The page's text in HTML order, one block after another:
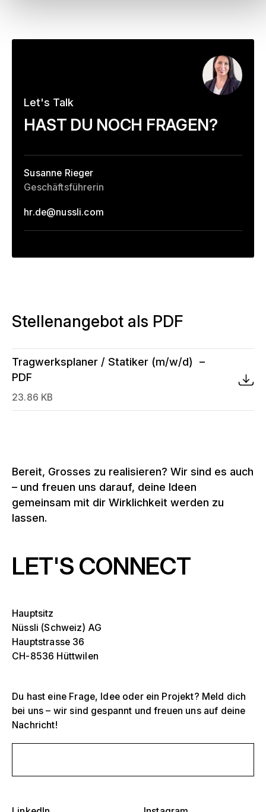
Let's Talk
–HAST DU NOCH FRAGEN?
Susanne Rieger
Geschäftsführerin
hr.de@nussli.com
Stellenangebot als PDF
Tragwerksplaner / Statiker (m/w/d)
PDF
23.86 KB
Bereit, Grosses zu realisieren? Wir sind es auch
– und freuen uns darauf, deine Ideen
gemeinsam mit dir Wirklichkeit werden zu
lassen.
LET'S CONNECT
Hauptsitz
Nüssli (Schweiz) AG
Hauptstrasse 36
CH-8536 Hüttwilen
Du hast eine Frage, Idee oder ein Projekt? Meld dich
bei uns – wir sind gespannt und freuen uns auf deine
Nachricht!
Selektiere ein oder mehrere
Tribünen, Stadien und Arenen
Bühnen
Eventstrukturen